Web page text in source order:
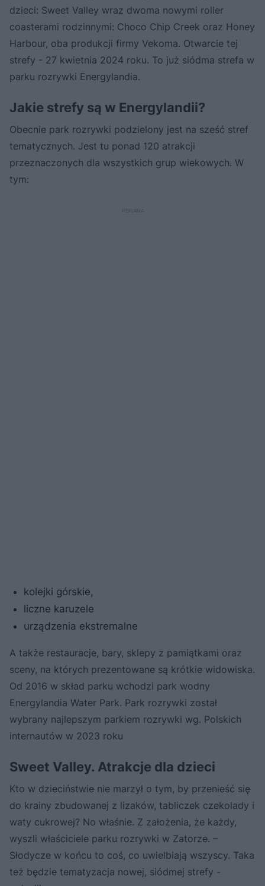
dzieci: Sweet Valley wraz dwoma nowymi roller
coasterami rodzinnymi: Choco Chip Creek oraz Honey
Harbour, oba produkcji firmy Vekoma. Otwarcie tej
strefy - 27 kwietnia 2024 roku. To już siódma strefa w
parku rozrywki Energylandia.
Jakie strefy są w Energylandii?
Obecnie park rozrywki podzielony jest na sześć stref
tematycznych. Jest tu ponad 120 atrakcji
przeznaczonych dla wszystkich grup wiekowych. W
tym:
kolejki górskie,
liczne karuzele
urządzenia ekstremalne
A także restauracje, bary, sklepy z pamiątkami oraz
sceny, na których prezentowane są krótkie widowiska.
Od 2016 w skład parku wchodzi park wodny
Energylandia Water Park. Park rozrywki został
wybrany najlepszym parkiem rozrywki wg. Polskich
internautów w 2023 roku
Sweet Valley. Atrakcje dla dzieci
Kto w dzieciństwie nie marzył o tym, by przenieść się
do krainy zbudowanej z lizaków, tabliczek czekolady i
waty cukrowej? No właśnie. Z założenia, że każdy,
wyszli właściciele parku rozrywki w Zatorze. –
Słodycze w końcu to coś, co uwielbiają wszyscy. Taka
też będzie tematyzacja nowej, siódmej strefy -